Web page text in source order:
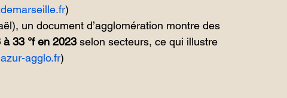
)
un document d’agglomération montre des
à 33 °f en 2023 selon secteurs, ce qui illustre
agglo.fr)